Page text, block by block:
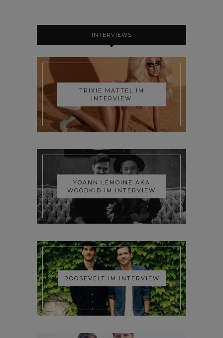
INTERVIEWS
TRIXIE MATTEL IM
INTERVIEW
YOANN LEMOINE AKA
WOODKID IM INTERVIEW
ROOSEVELT IM INTERVIEW